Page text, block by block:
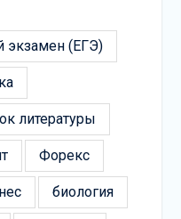
экзамен (ЕГЭ)
литературы
Форекс
биология